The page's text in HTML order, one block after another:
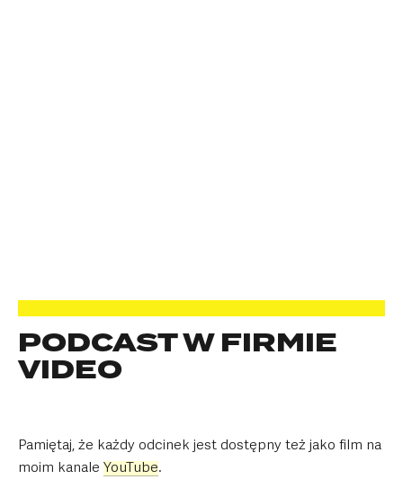
PODCAST W FIRMIE
VIDEO
Pamiętaj, że każdy odcinek jest dostępny też jako film na
moim kanale YouTube.